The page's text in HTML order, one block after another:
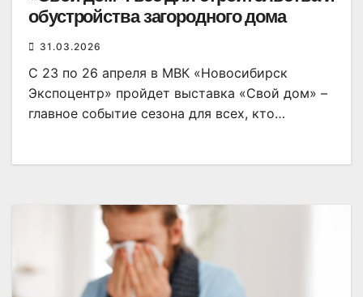
обустройства загородного дома
31.03.2026
С 23 по 26 апреля в МВК «Новосибирск
Экспоцентр» пройдет выставка «Свой дом» –
главное событие сезона для всех, кто…